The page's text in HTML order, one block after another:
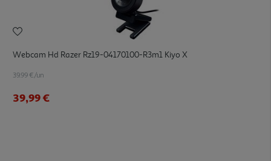
Webcam Hd Razer Rz19-04170100-R3m1 Kiyo X
39.99 €/un
39,99 €